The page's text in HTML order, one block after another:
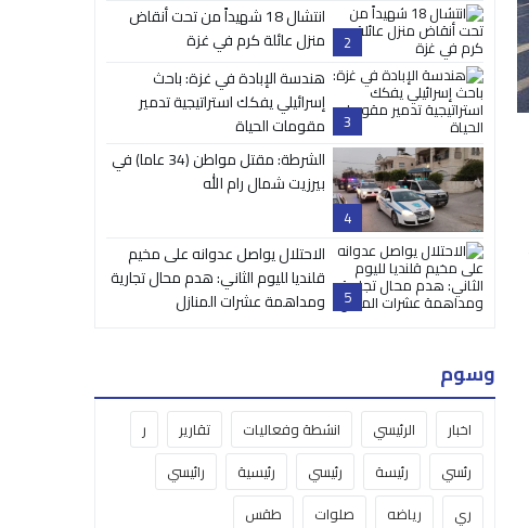
2
انتشال 18 شهيداً من تحت أنقاض
منزل عائلة كرم في غزة
3
هندسة الإبادة في غزة: باحث
إسرائيلي يفكك استراتيجية تدمير
مقومات الحياة
4
الشرطة: مقتل مواطن (34 عاما) في
بيرزيت شمال رام الله
5
الاحتلال يواصل عدوانه على مخيم
قلنديا لليوم الثاني: هدم محال تجارية
ومداهمة عشرات المنازل
وسوم
اخبار الرئيسي انشطة وفعاليات تقارير
ر
رئسي
رئيسة رئيسي رئيسية
رائيسي
ري
رياضه صلوات
طقس